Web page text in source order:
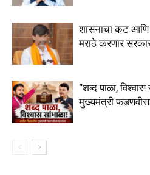
शासनाचा कट आणि
मराठे करणार
“शब्द पाळा,
मुख्यमंत्री